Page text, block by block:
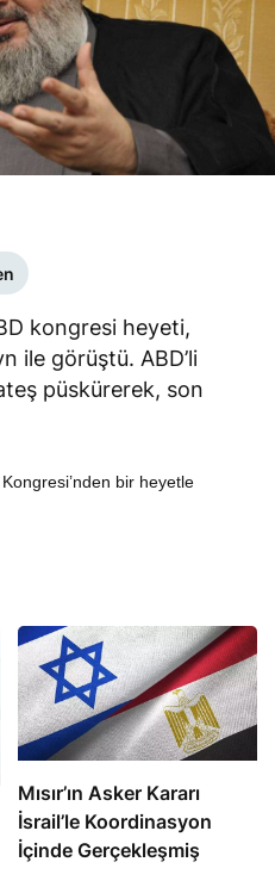
kongresi heyeti,
ile görüştü. ABD’li
püskürerek, son
bir heyetle
Mısır’ın Asker Kararı
İsrail’le Koordinasyon
İçinde Gerçekleşmiş